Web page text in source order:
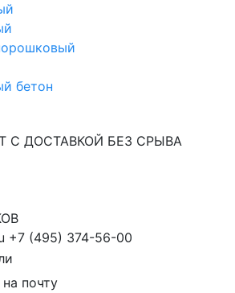
бетон
+7 (495) 374-56-00
почту